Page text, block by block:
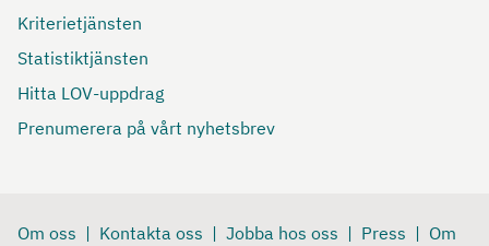
Kriterietjänsten
Statistiktjänsten
Hitta LOV-uppdrag
Prenumerera på vårt nyhetsbrev
Om oss Kontakta oss Jobba hos oss Press Om